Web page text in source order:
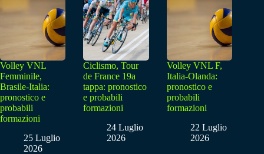
Volley VNL
Femminile,
Brasile-Italia:
pronostico e
probabili
formazioni
25 Luglio
2026
Ciclismo, Tour
de France 19a
tappa: pronostico
e probabili
formazioni
24 Luglio
2026
Volley VNL F,
Italia-Olanda:
pronostico e
probabili
formazioni
22 Luglio
2026